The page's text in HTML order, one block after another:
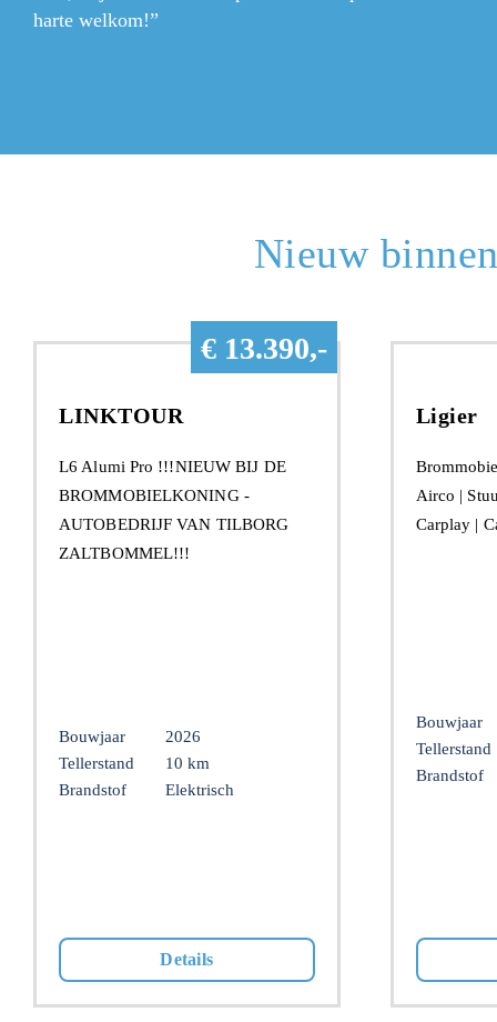
harte welkom!”
Nieuw
€ 13.390,-
LINKTOUR
L6 Alumi Pro !!!NIEUW BIJ DE
BROMMOBIELKONING -
AUTOBEDRIJF VAN TILBORG
ZALTBOMMEL!!!
Bouwjaar
2026
Tellerstand
10 km
Brandstof
Elektrisch
Details
Ligier
Airco |
Carplay |
Bouwjaar
Tellerstand
Brandstof